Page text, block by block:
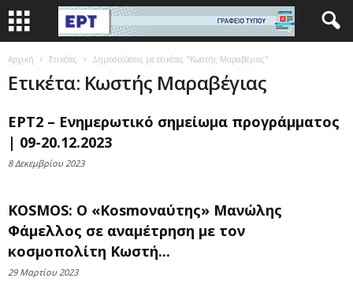
Αρχική Ετικέτες Δημοσιεύσεις με ετικέτες "Κωστής Μαραβέγιας"
Ετικέτα: Κωστής Μαραβέγιας
ΕΡΤ2 – Ενημερωτικό σημείωμα προγράμματος
| 09-20.12.2023
8 Δεκεμβρίου 2023
KOSMOS: Ο «Kosmoναύτης» Μανώλης
Φάμελλος σε αναμέτρηση με τον
κοσμοπολίτη Κωστή...
29 Μαρτίου 2023